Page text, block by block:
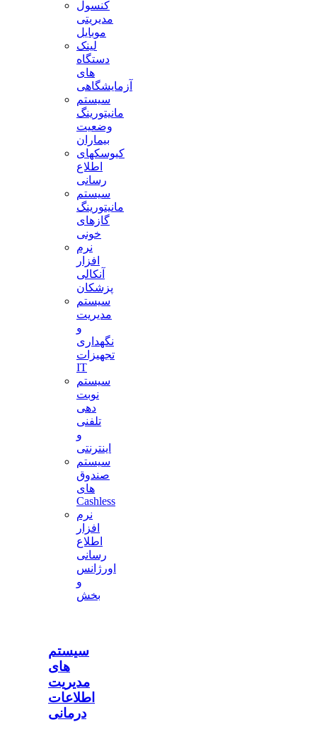
کنسول
مدیریتی
موبایل
لینک
دستگاه
های
آزمایشگاهی
سیستم
مانیتورینگ
وضعیت
بیماران
کیوسکهای
اطلاع
رسانی
سیستم
مانیتورینگ
گازهای
خونی
نرم
افزار
آنکالی
پزشکان
سیستم
مدیریت
و
نگهداری
تجهیزات
IT
سیستم
نوبت
دهی
تلفنی
و
اینترنتی
سیستم
صندوق
های
Cashless
نرم
افزار
اطلاع
رسانی
اورژانس
و
بخش
سیستم
های
مدیریت
اطلاعات
درمانی